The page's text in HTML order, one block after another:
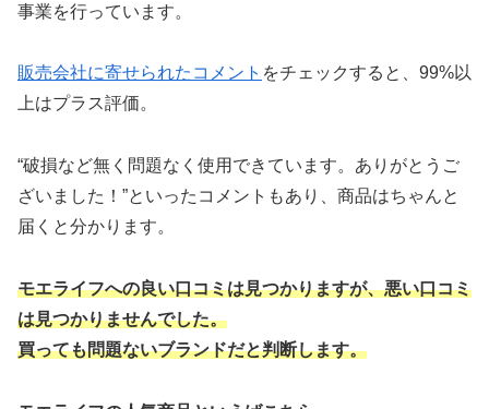
事業を行っています。
販売会社に寄せられたコメント をチェックすると、99%以
上はプラス評価。
“破損など無く問題なく使用できています。ありがとうご
ざいました！”といったコメントもあり、商品はちゃんと
届くと分かります。
モエライフへの良い口コミは見つかりますが、悪い口コミ
は見つかりませんでした。
買っても問題ないブランドだと判断します。